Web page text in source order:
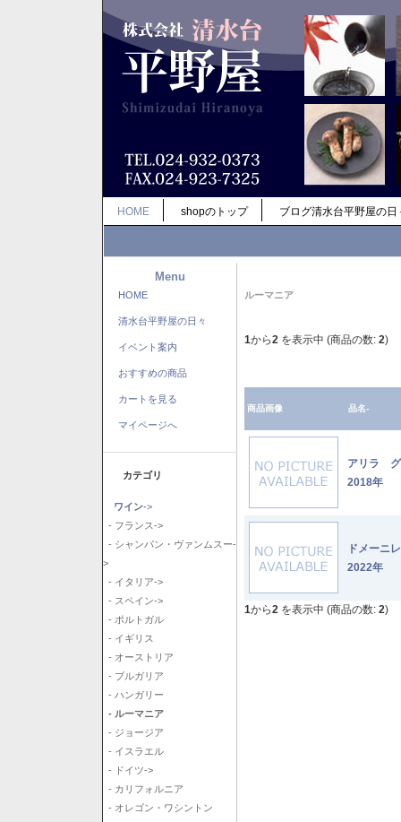
HOME shopのトップ ブログ清水台平野屋の日
Menu
HOME
清水台平野屋の日々
イベント案内
おすすめの商品
カートを見る
マイページへ
カテゴリ
ワイン->
- フランス->
- シャンパン・ヴァンムスー-
>
- イタリア->
- スペイン->
- ポルトガル
- イギリス
- オーストリア
- ブルガリア
- ハンガリー
- ルーマニア
- ジョージア
- イスラエル
- ドイツ->
- カリフォルニア
- オレゴン・ワシントン
ルーマニア
1から2 を表示中 (商品の数: 2)
商品画像 品名-
アリラ
2018年
ドメー
2022年
1から2 を表示中 (商品の数: 2)